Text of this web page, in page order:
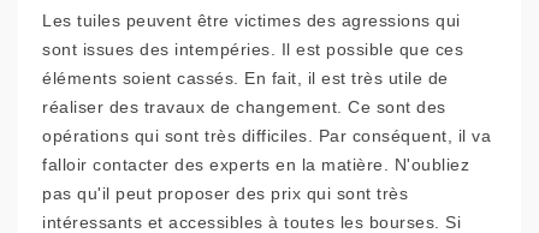
Les tuiles peuvent être victimes des agressions qui
sont issues des intempéries. Il est possible que ces
éléments soient cassés. En fait, il est très utile de
réaliser des travaux de changement. Ce sont des
opérations qui sont très difficiles. Par conséquent, il va
falloir contacter des experts en la matière. N'oubliez
pas qu'il peut proposer des prix qui sont très
intéressants et accessibles à toutes les bourses. Si